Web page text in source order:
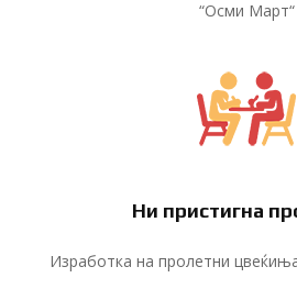
“Осми Март“
Ни пристигна
Изработка на пролетни